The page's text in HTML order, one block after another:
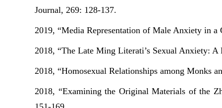
Journal, 269: 128-137.
2019, “Media Representation of Male Anxiety in
2018, “The Late Ming Literati’s Sexual Anxiety:
2018, “Homosexual Relationships among
2018, “Examining the Original Materials of the